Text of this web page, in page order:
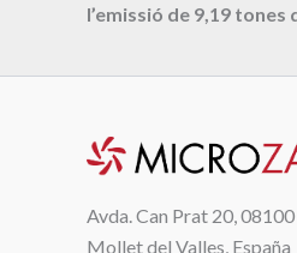
l’emissió de 9,19 tones
Avda. Can Prat 20, 08100
Mollet del Valles, España